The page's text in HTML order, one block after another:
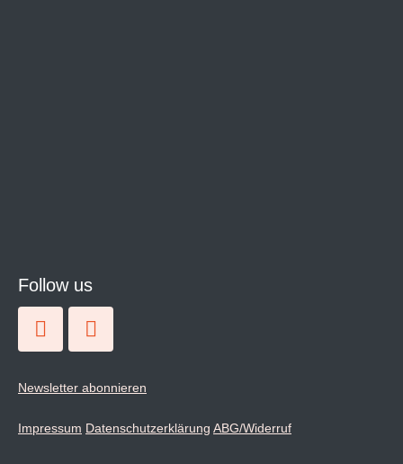
Follow us
Newsletter abonnieren
Impressum Datenschutzerklärung ABG/Widerruf